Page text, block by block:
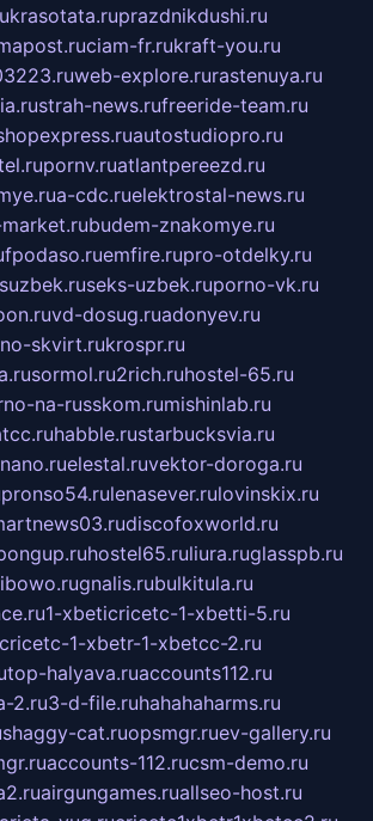
krasotata.ruprazdnikdushi.ru
ciam-fr.rukraft-you.ru
web-explore.rurastenuya.ru
strah-news.rufreeride-team.ru
autostudiopro.ru
pornv.ruatlantpereezd.ru
a-cdc.ruelektrostal-news.ru
budem-znakomye.ru
fpodaso.ruemfire.rupro-otdelky.ru
seks-uzbek.ruporno-vk.ru
vd-dosug.ruadonyev.ru
skvirt.rukrospr.ru
sormol.ru2rich.ruhostel-65.ru
na-russkom.rumishinlab.ru
habble.rustarbucksvia.ru
elestal.ruvektor-doroga.ru
pronso54.rulenasever.rulovinskix.ru
discofoxworld.ru
hostel65.ruliura.ruglasspb.ru
gnalis.rubulkitula.ru
1-xbeticricetc-1-xbetti-5.ru
cricetc-1-xbetr-1-xbetcc-2.ru
top-halyava.ruaccounts112.ru
2.ru3-d-file.ruhahahaharms.ru
shaggy-cat.ruopsmgr.ruev-gallery.ru
accounts-112.rucsm-demo.ru
airgungames.ruallseo-host.ru